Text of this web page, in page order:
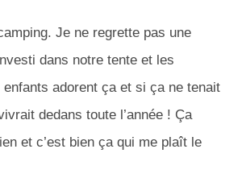
Je ne regrette pas une
dans notre tente et les
adorent ça et si ça ne tenait
dedans toute l’année ! Ça
et c’est bien ça qui me plaît le